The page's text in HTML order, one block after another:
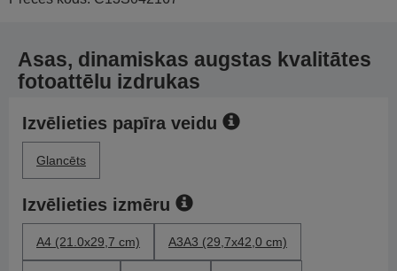
Asas, dinamiskas augstas kvalitātes
fotoattēlu izdrukas
Izvēlieties papīra veidu
Glancēts
Izvēlieties izmēru
A4 (21.0x29,7 cm) A3A3 (29,7x42,0 cm)